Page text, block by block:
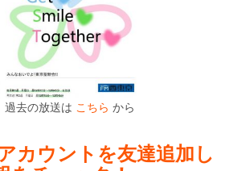
過去の放送は こちら から
カウントを友達追加し